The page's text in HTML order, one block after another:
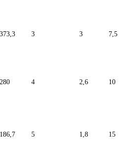
373,3 3 3 7,5
280 4 2,6 10
186,7 5 1,8 15